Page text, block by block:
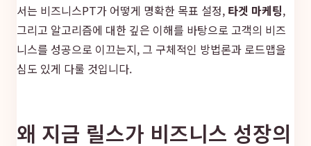
서는 비즈니스PT가 어떻게 명확한 목표 설정, 타겟 마케팅,
그리고 알고리즘에 대한 깊은 이해를 바탕으로 고객의 비즈
니스를 성공으로 이끄는지, 그 구체적인 방법론과 로드맵을
심도 있게 다룰 것입니다.
왜 지금 릴스가 비즈니스 성장의